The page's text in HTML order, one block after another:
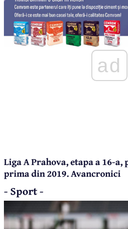
ad
Liga A Prahova, etapa a 16-
prima din 2019. Avancronici
- Sport -